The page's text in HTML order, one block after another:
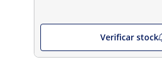
Verificar stock